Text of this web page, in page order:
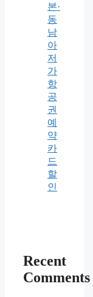
본·
동
남
아
저
가
항
공
권
예
약
카
드
할
인
Recent
Comments